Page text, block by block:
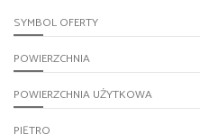
SYMBOL OFERTY
POWIERZCHNIA
POWIERZCHNIA UŻYTKOWA